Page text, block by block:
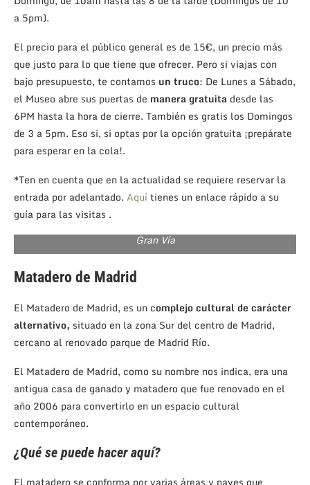
a 5pm).
El precio para el público general es de 15€, un precio más
que justo para lo que tiene que ofrecer. Pero si viajas con
bajo presupuesto, te contamos un truco: De Lunes a Sábado,
el Museo abre sus puertas de manera gratuita desde las
6PM hasta la hora de cierre. También es gratis los Domingos
de 3 a 5pm. Eso si, si optas por la opción gratuita ¡prepárate
para esperar en la cola!.
*Ten en cuenta que en la actualidad se requiere reservar la
entrada por adelantado. Aquítienes un enlace rápido a su
guía para las visitas .
Gran Vía
Matadero de Madrid
El Matadero de Madrid, es un complejo cultural de carácter
alternativo, situado en la zona Sur del centro de Madrid,
cercano al renovado parque de Madrid Río.
El Matadero de Madrid, como su nombre nos indica, era una
antigua casa de ganado y matadero que fue renovado en el
año 2006 para convertirlo en un espacio cultural
contemporáneo.
¿Qué se puede hacer aquí?